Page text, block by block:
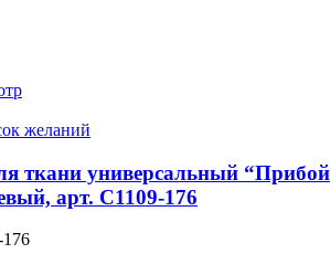
желаний
ткани универсальный
арт. С1109-176